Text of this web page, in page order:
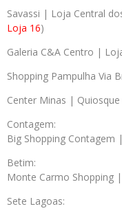
Savassi | Loja Central
Loja 16)
Galeria C&A Centro |
Shopping Pampulha Via
Center Minas |
Contagem:
Big Shopping Contagem
Betim:
Monte Carmo Shopping
Sete Lagoas: